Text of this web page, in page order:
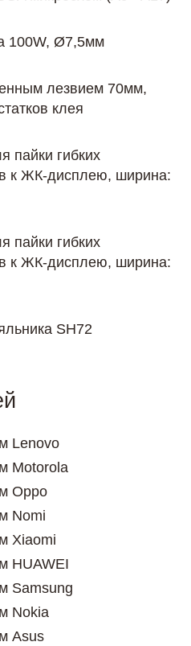
100W, Ø7,5мм
лезвием 70мм,
клея
пайки гибких
к ЖК-дисплею, ширина:
пайки гибких
к ЖК-дисплею, ширина:
SH72
Lenovo
Motorola
Oppo
Nomi
Xiaomi
HUAWEI
Samsung
Nokia
Asus